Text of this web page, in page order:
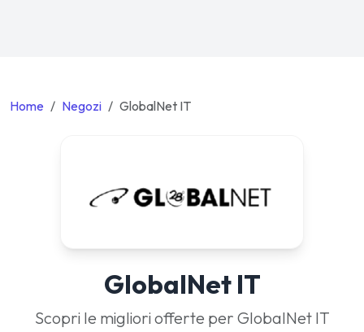
Home Negozi GlobalNet IT
GlobalNet IT
Scopri le migliori offerte per GlobalNet IT